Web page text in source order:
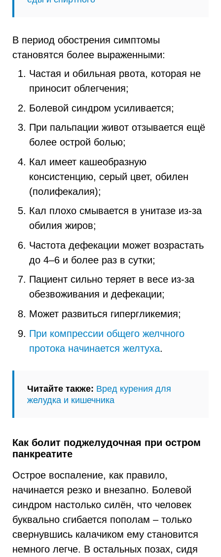
В период обострения симптомы
становятся более выраженными:
Частая и обильная рвота, которая не
приносит облегчения;
Болевой синдром усиливается;
При пальпации живот отзывается ещё
более острой болью;
Кал имеет кашеобразную
консистенцию, серый цвет, обилен
(полифекалия);
Кал плохо смывается в унитазе из-за
обилия жиров;
Частота дефекации может возрастать
до 4–6 и более раз в сутки;
Пациент сильно теряет в весе из-за
обезвоживания и дефекации;
Может развиться гипергликемия;
При компрессии общего желчного
протока начинается желтуха.
Читайте также: Вред курения для
желудка и кишечника
Как болит поджелудочная при остром
панкреатите
Острое воспаление, как правило,
начинается резко и внезапно. Болевой
синдром настолько силён, что человек
буквально сгибается пополам – только
свернувшись калачиком ему становится
немного легче. В остальных позах, сидя